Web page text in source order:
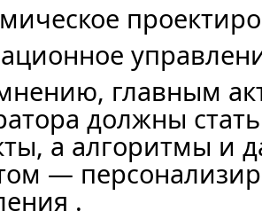
главным
должны
а алгоритмы и
—
.